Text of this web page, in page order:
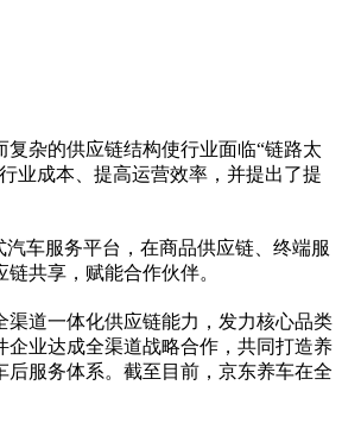
杂的供应链结构使行业面临“链路太
业成本、提高运营效率，并提出了提
车服务平台，在商品供应链、终端服
共享，赋能合作伙伴。
道一体化供应链能力，发力核心品类
业达成全渠道战略合作，共同打造养
服务体系。截至目前，京东养车在全